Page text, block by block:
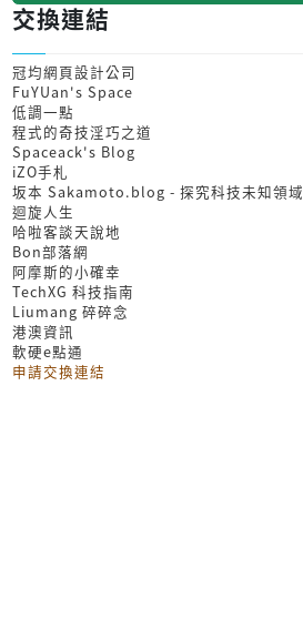
交換連結
冠均網頁設計公司
FuYUan's Space
低調一點
程式的奇技淫巧之道
Spaceack's Blog
iZO手札
坂本 Sakamoto.blog - 探究科技未知領域
迴旋人生
哈啦客談天說地
Bon部落網
阿摩斯的小確幸
TechXG 科技指南
Liumang 碎碎念
港澳資訊
軟硬e點通
申請交換連結